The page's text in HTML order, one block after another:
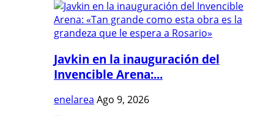
Javkin en la inauguración del
Invencible Arena:...
enelarea Ago 9, 2026